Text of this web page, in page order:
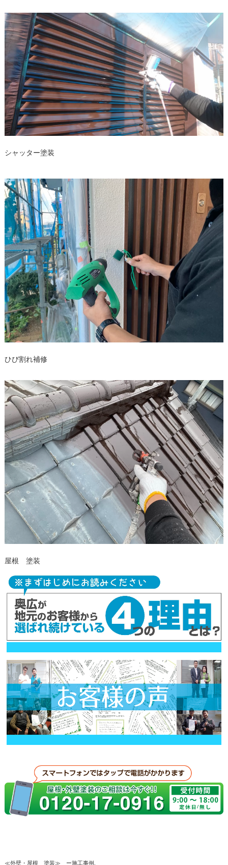
シャッター塗装
ひび割れ補修
屋根 塗装
≪外壁・屋根 塗装≫ ー施工事例